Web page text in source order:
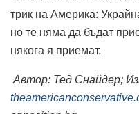
трик на Америка:
но те няма да бъдат
някога я приемат.
Автор: Тед Снайдер;